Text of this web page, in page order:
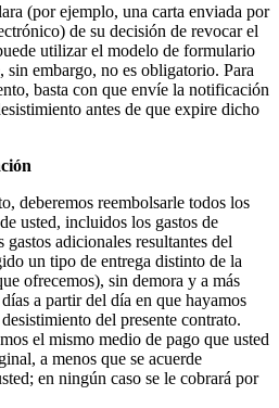
(por ejemplo, una carta enviada por
de su decisión de revocar el
utilizar el modelo de formulario
sin embargo, no es obligatorio. Para
basta con que envíe la notificación
antes de que expire dicho
deberemos reembolsarle todos los
usted, incluidos los gastos de
adicionales resultantes del
un tipo de entrega distinto de la
ofrecemos), sin demora y a más
a partir del día en que hayamos
del presente contrato.
el mismo medio de pago que usted
a menos que se acuerde
en ningún caso se le cobrará por